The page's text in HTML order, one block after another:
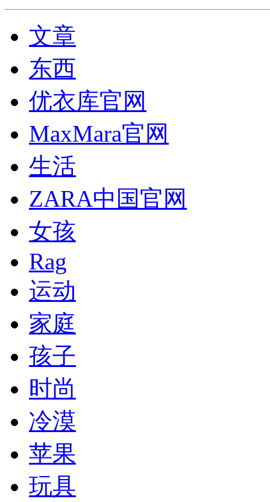
文章
东西
优衣库官网
MaxMara官网
生活
ZARA中国官网
女孩
Rag
运动
家庭
孩子
时尚
冷漠
苹果
玩具